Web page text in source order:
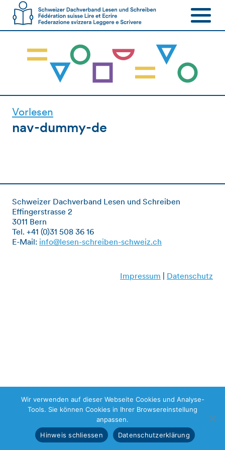
Vorlesen
nav-dummy-de
Schweizer Dachverband Lesen und Schreiben
Effingerstrasse 2
3011 Bern
Tel. +41 (0)31 508 36 16
E-Mail: info@lesen-schreiben-schweiz.ch
Impressum Datenschutz
Wir verwenden auf dieser Webseite Cookies und Analyse-
Tools. Sie können Cookies in Ihrer Browsereinstellung
anpassen.
Hinweis schliessen
Datenschutzerklärung